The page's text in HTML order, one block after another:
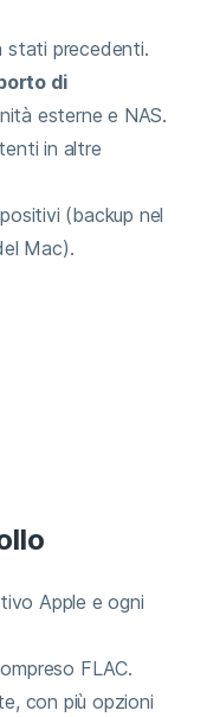
stati precedenti.
di
esterne e NAS.
in altre
(backup nel
Mac).
Apple e ogni
FLAC.
con più opzioni